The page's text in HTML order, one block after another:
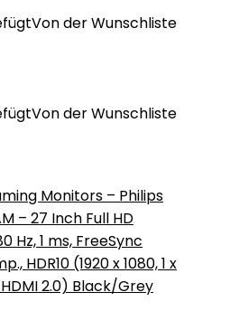
Von der Wunschliste
Von der Wunschliste